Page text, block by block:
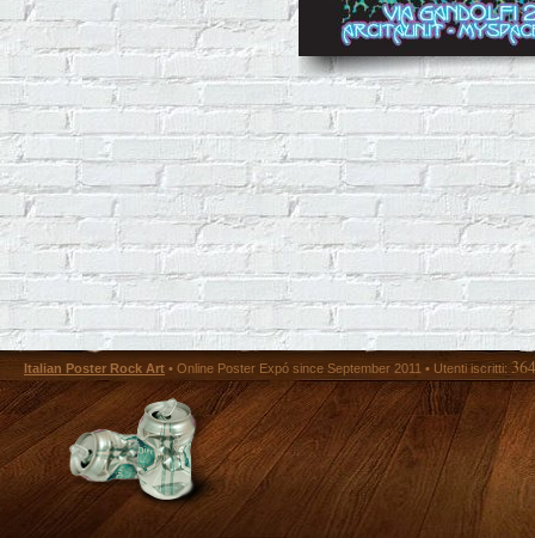
Italian Poster Rock Art • Online Poster Expó since September 2011 • Utenti iscritti: 364